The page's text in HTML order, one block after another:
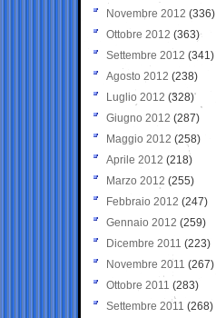
Novembre 2012 (336)
Ottobre 2012 (363)
Settembre 2012 (341)
Agosto 2012 (238)
Luglio 2012 (328)
Giugno 2012 (287)
Maggio 2012 (258)
Aprile 2012 (218)
Marzo 2012 (255)
Febbraio 2012 (247)
Gennaio 2012 (259)
Dicembre 2011 (223)
Novembre 2011 (267)
Ottobre 2011 (283)
Settembre 2011 (268)